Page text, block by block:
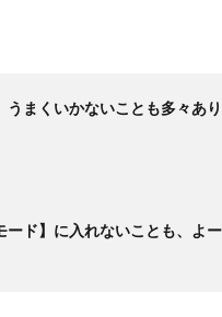
うまくいかないことも多々あ
ード】に入れないことも、よ